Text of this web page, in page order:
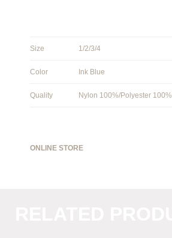
Size 1/2/3/4
Color Ink Blue
Quality Nylon 100%/Polyester 100%
ONLINE STORE